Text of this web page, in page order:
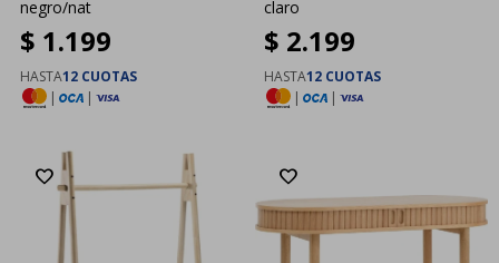
negro/nat
$ 1.199
HASTA12 CUOTAS
|
|
claro
$ 2.199
HASTA12 CUOTAS
|
|